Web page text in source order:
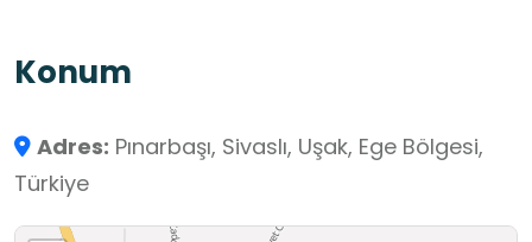
sorumluluk, iletişim ve problem çözme
güvenli ve doğal bir ortamda öğrencilerin doğa
sevgisi kazanmasını, çevre bilinci geliştirmesini
ve aktif öğrenme deneyimi yaşamalarını
Konum
Adres: Pınarbaşı, Sivaslı, Uşak, Ege Bölgesi,
Türkiye